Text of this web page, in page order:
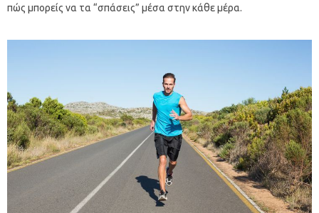
πώς μπορείς να τα “σπάσεις” μέσα στην κάθε μέρα.